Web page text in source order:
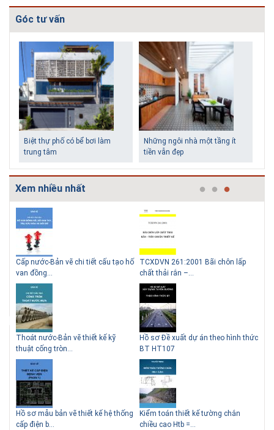
Góc tư vấn
Biệt thự phố có bể bơi làm
trung tâm
Những ngôi nhà một tầng ít
tiền vẫn đẹp
Lý do nên sử dụng gạch block
để xây nhà
Thiết kế nhà siêu nhỏ độc đáo
Giải pháp xử lý thấm chân
tường
Xem nhiều nhất
Cấp nước-Bản vẽ chi tiết cấu tạo hố
van đồng...
Thoát nước-Bản vẽ thiết kế kỹ
thuật cống tròn...
Hồ sơ mẫu bản vẽ thiết kế hệ thống
cấp điện b...
TCXDVN 261:2001 Bãi chôn lấp
chất thải rắn –...
Hồ sơ Đề xuất dự án theo hình thức
BT HT107
Kiểm toán thiết kế tường chắn
chiều cao Htb =...